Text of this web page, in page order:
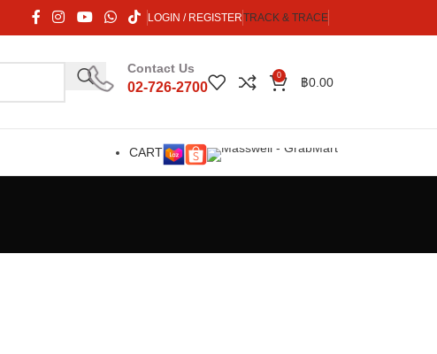
LOGIN / REGISTERTRACK & TRACE
Contact Us
02-726-2700
0 ฿0.00
CART